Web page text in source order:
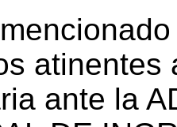
atinentes
ante la